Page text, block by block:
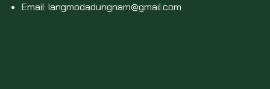
Email: langmodadungnam@gmail.com